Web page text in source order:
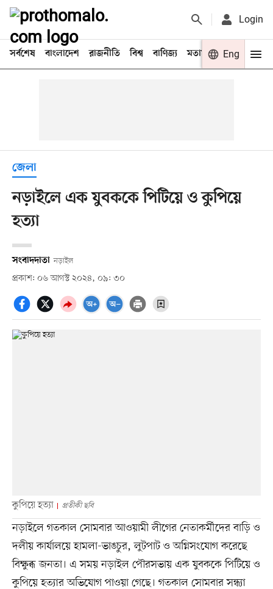
Login
সর্বশেষ বাংলাদেশ রাজনীতি বিশ্ব বাণিজ্য মতামত খেলা
Eng
জেলা
নড়াইলে এক যুবককে পিটিয়ে ও কুপিয়ে
হত্যা
সংবাদদাতা নড়াইল
প্রকাশ: ০৬ আগস্ট ২০২৪, ০৯: ৩০
কুপিয়ে হত্যা প্রতীকী ছবি
নড়াইলে গতকাল সোমবার আওয়ামী লীগের নেতাকর্মীদের বাড়ি ও
দলীয় কার্যালয়ে হামলা-ভাঙচুর, লুটপাট ও অগ্নিসংযোগ করেছে
বিক্ষুব্ধ জনতা। এ সময় নড়াইল পৌরসভায় এক যুবককে পিটিয়ে ও
কুপিয়ে হত্যার অভিযোগ পাওয়া গেছে। গতকাল সোমবার সন্ধ্যা